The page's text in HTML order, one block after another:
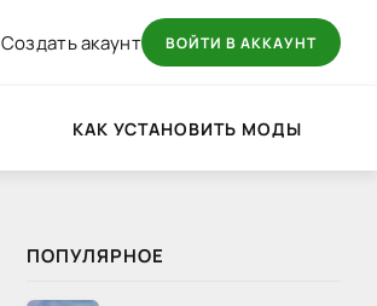
Создать акаунт ВОЙТИ В АККАУНТ
КАК УСТАНОВИТЬ МОДЫ
ПОПУЛЯРНОЕ